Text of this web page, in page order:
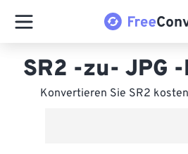
SR2 -zu- JPG
Konvertieren Sie SR2